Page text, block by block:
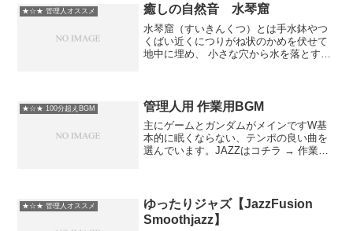
★☆★ 管理人オススメ 癒しの自然音 水琴窟
水琴窟（すいきんくつ）とは手水鉢やつ
くばい近くにつりがね状のかめを伏せて
地中に埋め、 小さな穴から水を落とすと
音があなたを眠りへと誘...
★☆★ 100分超えBGM 管理人用 作業用BGM
主にゲームとガンダムがメインですW基
本的に眠くならない、テンポの良い曲を
選んでいます。JAZZはコチラ → 作業
★☆★ 管理人オススメ
ゆったりジャズ【JazzFusion
Smoothjazz】